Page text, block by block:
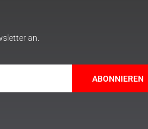
an.
ABONNIEREN